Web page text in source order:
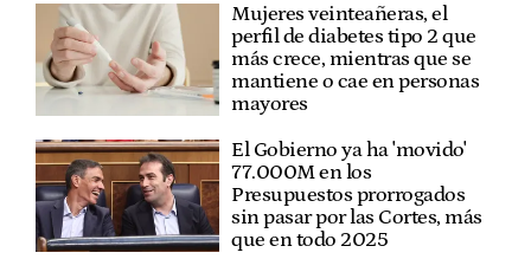
Mujeres veinteañeras, el
perfil de diabetes tipo 2 que
más crece, mientras que se
mantiene o cae en personas
mayores
El Gobierno ya ha 'movido'
77.000M en los
Presupuestos prorrogados
sin pasar por las Cortes, más
que en todo 2025